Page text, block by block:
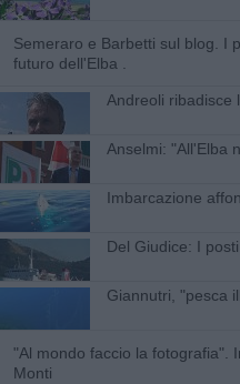
Semeraro e Barbetti sul blog. I
futuro dell'Elba .
Andreoli ribadisce
Anselmi: "All'Elba
Imbarcazione
Del Giudice: I
Giannutri, "pesca
"Al mondo faccio la fotografia".
Monti